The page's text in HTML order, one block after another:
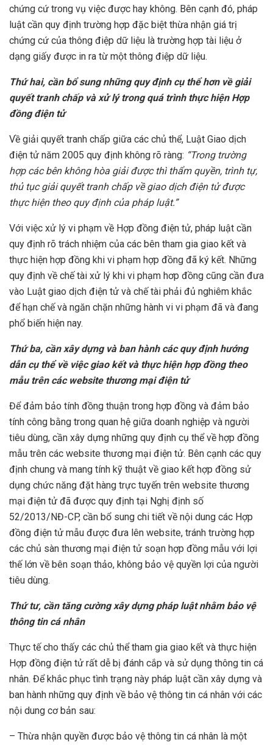
chứng cứ trong vụ việc được hay không. Bên cạnh đó, pháp
luật cần quy định trường hợp đặc biệt thừa nhận giá trị
chứng cứ của thông điệp dữ liệu là trường hợp tài liệu ở
dạng giấy được in ra từ một thông điệp dữ liệu.
Thứ hai, cần bổ sung những quy định cụ thể hơn về giải
quyết tranh chấp và xử lý trong quá trình thực hiện Hợp
đồng điện tử
Về giải quyết tranh chấp giữa các chủ thể, Luật Giao dịch
điện tử năm 2005 quy định không rõ ràng: “Trong trường
hợp các bên không hòa giải được thì thẩm quyền, trình tự,
thủ tục giải quyết tranh chấp về giao dịch điện tử được
thực hiện theo quy định của pháp luật.”
Với việc xử lý vi phạm về Hợp đồng điện tử, pháp luật cần
quy định rõ trách nhiệm của các bên tham gia giao kết và
thực hiện hợp đồng khi vi phạm hợp đồng đã ký kết. Những
quy định về chế tài xử lý khi vi phạm hơp đồng cũng cần đưa
vào Luật giao dịch điện tử và chế tài phải đủ nghiêm khắc
để hạn chế và ngăn chặn những hành vi vi phạm đã và đang
phổ biến hiện nay.
Thứ ba, cần xây dựng và ban hành các quy định hướng
dẫn cụ thể về việc giao kết và thực hiện hợp đồng theo
mẫu trên các website thương mại điện tử
Để đảm bảo tính đồng thuận trong hợp đồng và đảm bảo
tính công bằng trong quan hệ giữa doanh nghiệp và người
tiêu dùng, cần xây dựng những quy định cụ thể về hợp đồng
mẫu trên các website thương mại điện tử. Bên cạnh các quy
định chung và mang tính kỹ thuật về giao kết hợp đồng sử
dụng chức năng đặt hàng trực tuyến trên website thương
mại điện tử đã được quy định tại Nghị định số
52/2013/NĐ-CP, cần bổ sung chi tiết về nội dung các Hợp
đồng điện tử mẫu được đưa lên website, tránh trường hợp
các chủ sàn thương mại điện tử soạn hợp đồng mẫu với lợi
thế lớn về bên soạn thảo, không bảo vệ quyền lợi của người
tiêu dùng.
Thứ tư, cần tăng cường xây dựng pháp luật nhằm bảo vệ
thông tin cá nhân
Thực tế cho thấy các chủ thể tham gia giao kết và thực hiện
Hợp đồng điện tử rất dễ bị đánh cắp và sử dụng thông tin cá
nhân. Để khắc phục tình trạng này pháp luật cần xây dựng và
ban hành những quy định về bảo vệ thông tin cá nhân với các
nội dung cơ bản sau:
– Thừa nhận quyền được bảo vệ thông tin cá nhân là một